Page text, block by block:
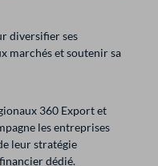
diversifier ses
marchés et soutenir sa
360 Export et
les entreprises
leur stratégie
dédié.